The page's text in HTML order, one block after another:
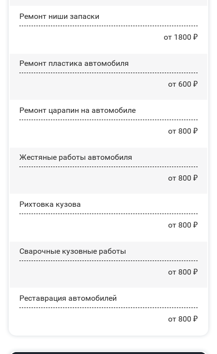
Ремонт ниши запаски
от 1800 ₽
Ремонт пластика автомобиля
от 600 ₽
Ремонт царапин на автомобиле
от 800 ₽
Жестяные работы автомобиля
от 800 ₽
Рихтовка кузова
от 800 ₽
Сварочные кузовные работы
от 800 ₽
Реставрация автомобилей
от 800 ₽